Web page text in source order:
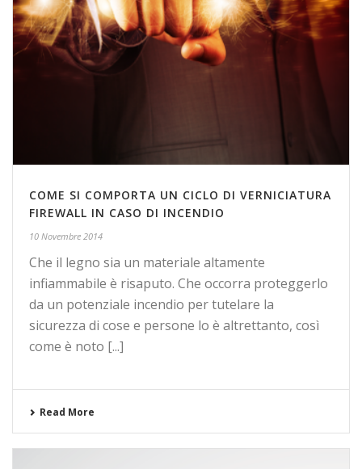
COME SI COMPORTA UN CICLO DI VERNICIATURA
FIREWALL IN CASO DI INCENDIO
10 Novembre 2014
Che il legno sia un materiale altamente
infiammabile è risaputo. Che occorra proteggerlo
da un potenziale incendio per tutelare la
sicurezza di cose e persone lo è altrettanto, così
come è noto [...]
Read More